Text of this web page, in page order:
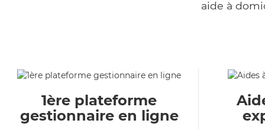
aide à
1ère plateforme
gestionnaire en ligne